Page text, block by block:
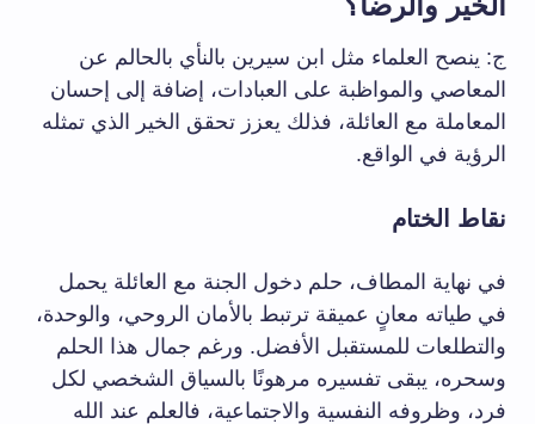
ج: ينصح العلماء مثل ابن سيرين بالنأي بالحالم عن
المعاصي والمواظبة على العبادات، إضافة إلى إحسان
المعاملة مع العائلة، فذلك يعزز تحقق الخير الذي تمثله
الرؤية في الواقع.
نقاط الختام
في نهاية المطاف، حلم دخول الجنة مع العائلة يحمل
في طياته معانٍ عميقة ترتبط بالأمان الروحي، والوحدة،
والتطلعات للمستقبل الأفضل. ورغم جمال هذا الحلم
وسحره، يبقى تفسيره مرهونًا بالسياق الشخصي لكل
فرد، وظروفه النفسية والاجتماعية، فالعلم عند الله